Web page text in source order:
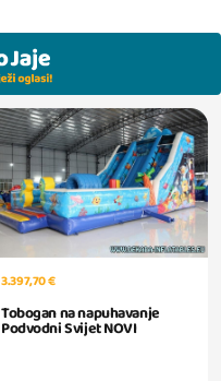
3.397,70 €
Tobogan na napuhavanje
Podvodni Svijet NOVI